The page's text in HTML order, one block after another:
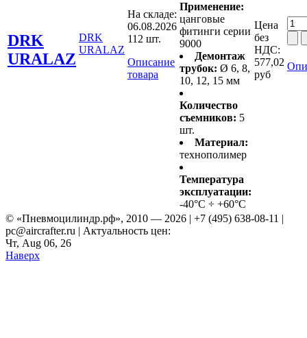
DRK
URALAZ
DRK
URALAZ
На складе:
06.08.2026
112 шт.
Описание
товара
Применение:
цанговые
фитинги серии
9000
Демонтаж
трубок: Ø 6, 8,
10, 12, 15 мм
Количество
съемников: 5
шт.
Материал:
технополимер
Температура
эксплуатации:
-40°C ÷ +60°C
Цена
без
НДС:
577,02
руб
© «Пневмоцилиндр.рф», 2010 — 2026 | +7 (495) 638-08-11 |
pc@aircrafter.ru | Актуальность цен:
Чт, Aug 06, 26
Наверх